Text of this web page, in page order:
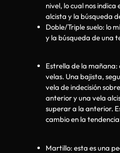
nivel, lo cual nos
alcista y la búsqueda
Doble/Triple suelo: lo
y la búsqueda de una
Estrella de la
velas. Una bajista,
vela de indecisión
anterior y una vela
superar a la anterior.
cambio en la
Martillo: esta es una